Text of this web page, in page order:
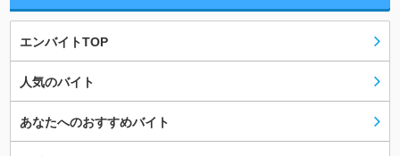
エンバイトTOP
人気のバイト
あなたへのおすすめバイト